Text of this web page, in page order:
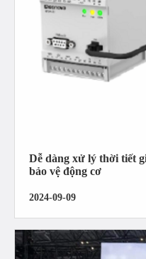
Dễ dàng xử lý thời tiết
bảo vệ động cơ
2024-09-09